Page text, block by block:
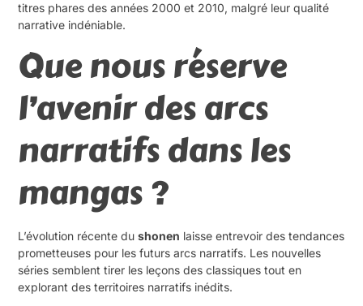
titres phares des années 2000 et 2010, malgré leur qualité
narrative indéniable.
Que nous réserve
l’avenir des arcs
narratifs dans les
mangas ?
L’évolution récente dushonen laisse entrevoir des tendances
prometteuses pour les futurs arcs narratifs. Les nouvelles
séries semblent tirer les leçons des classiques tout en
explorant des territoires narratifs inédits.